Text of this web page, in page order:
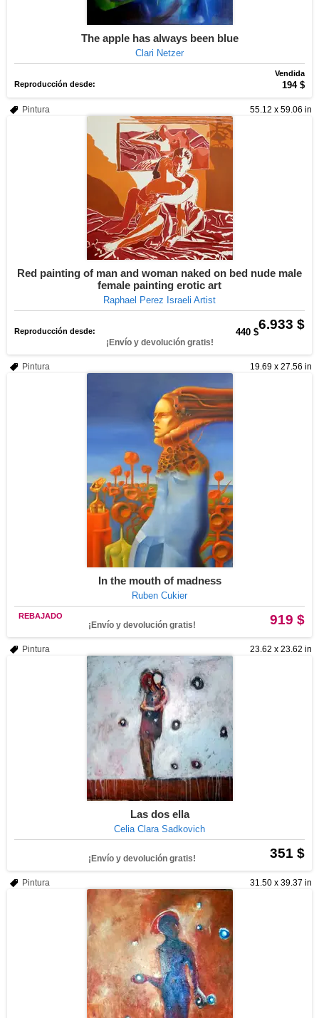
The apple has always been blue
Clari Netzer
Vendida
Reproducción desde:
194 $
55.12 x 59.06 in
Pintura
Red painting of man and woman naked on bed nude male
female painting erotic art
Raphael Perez Israeli Artist
6.933 $
Reproducción desde: 440 $
¡Envío y devolución gratis!
19.69 x 27.56 in
Pintura
In the mouth of madness
Ruben Cukier
919 $
REBAJADO
¡Envío y devolución gratis!
23.62 x 23.62 in
Pintura
Las dos ella
Celia Clara Sadkovich
351 $
¡Envío y devolución gratis!
31.50 x 39.37 in
Pintura